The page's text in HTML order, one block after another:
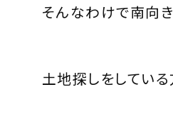
そんなわけで南向
土地探しをしてい